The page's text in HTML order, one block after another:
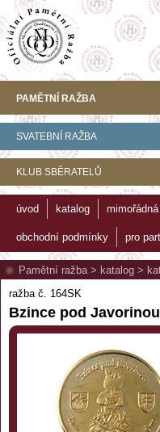
PAMĚTNÍ RAŽBA
SVATEBNÍ RAŽBA
KLUB SBĚRATELŮ
úvod katalog
obchodní podmínky pro
Pamětní ražba> katalog >
ražba č. 164SK
Bzince pod Javorinou